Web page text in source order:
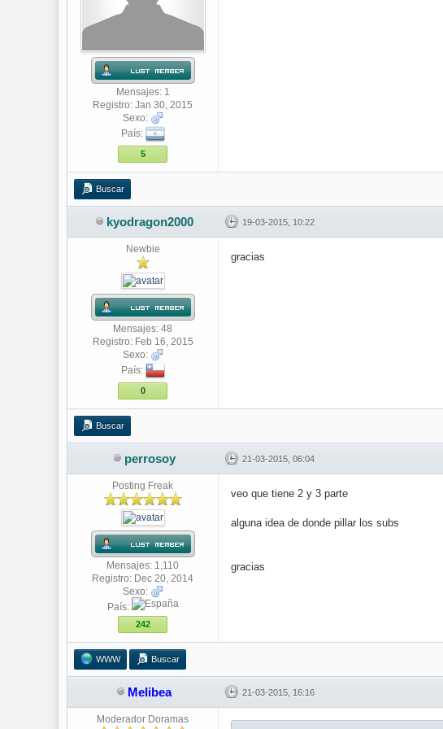
Mensajes: 1
Registro: Jan 30, 2015
Sexo:
País:
5
Buscar
kyodragon2000 19-03-2015, 10:22
Newbie
Mensajes: 48
Registro: Feb 16, 2015
Sexo:
País:
0
gracias
Buscar
perrosoy 21-03-2015, 06:04
Posting Freak
Mensajes: 1,110
Registro: Dec 20, 2014
Sexo:
País:
242
veo que tiene 2 y 3 parte
alguna idea de donde pillar los subs
gracias
WWW Buscar
Melibea 21-03-2015, 16:16
Moderador Doramas